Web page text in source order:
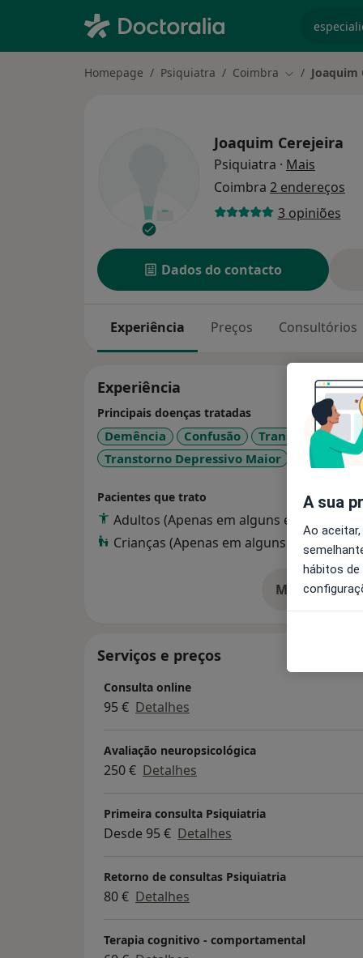
Homepage Psiquiatra Coimbra Mudar de
Joaquim
Joaquim Cerejeira
Psiquiatra · Mais
Coimbra 2 endereços
3 opiniões
Dados do contacto
Experiência Preços Consultórios
Experiência
Principais doenças tratadas
Demência Confusão
Transtorno Da
Transtorno Depressivo Maior
Pacientes que trato
Adultos (Apenas em alguns endereços)
Crianças (Apenas em alguns endereços)
Mostrar
Serviços e preços
Consulta online
95 € Detalhes
Avaliação neuropsicológica
250 € Detalhes
Primeira consulta Psiquiatria
Desde 95 € Detalhes
Retorno de consultas Psiquiatria
80 € Detalhes
Terapia cognitivo - comportamental
A sua
Ao
hábitos de